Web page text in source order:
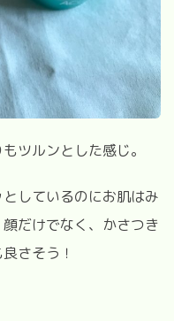
ツルンとした感じ。
しているのにお肌はみ
だけでなく、かさつき
さそう！